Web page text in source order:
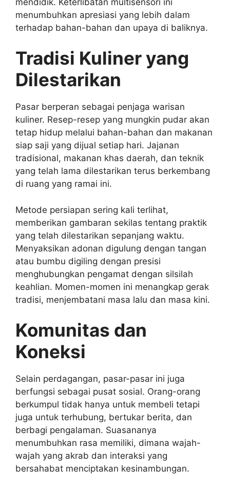
menumbuhkan apresiasi yang lebih dalam
terhadap bahan-bahan dan upaya di baliknya.
Tradisi Kuliner yang
Dilestarikan
Pasar berperan sebagai penjaga warisan
kuliner. Resep-resep yang mungkin pudar akan
tetap hidup melalui bahan-bahan dan makanan
siap saji yang dijual setiap hari. Jajanan
tradisional, makanan khas daerah, dan teknik
yang telah lama dilestarikan terus berkembang
di ruang yang ramai ini.
Metode persiapan sering kali terlihat,
memberikan gambaran sekilas tentang praktik
yang telah dilestarikan sepanjang waktu.
Menyaksikan adonan digulung dengan tangan
atau bumbu digiling dengan presisi
menghubungkan pengamat dengan silsilah
keahlian. Momen-momen ini menangkap gerak
tradisi, menjembatani masa lalu dan masa kini.
Komunitas dan
Koneksi
Selain perdagangan, pasar-pasar ini juga
berfungsi sebagai pusat sosial. Orang-orang
berkumpul tidak hanya untuk membeli tetapi
juga untuk terhubung, bertukar berita, dan
berbagi pengalaman. Suasananya
menumbuhkan rasa memiliki, dimana wajah-
wajah yang akrab dan interaksi yang
bersahabat menciptakan kesinambungan.